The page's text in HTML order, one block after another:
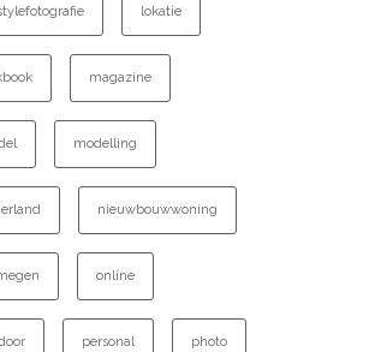
lokatie
magazine
modelling
nieuwbouwwoning
online
personal photo